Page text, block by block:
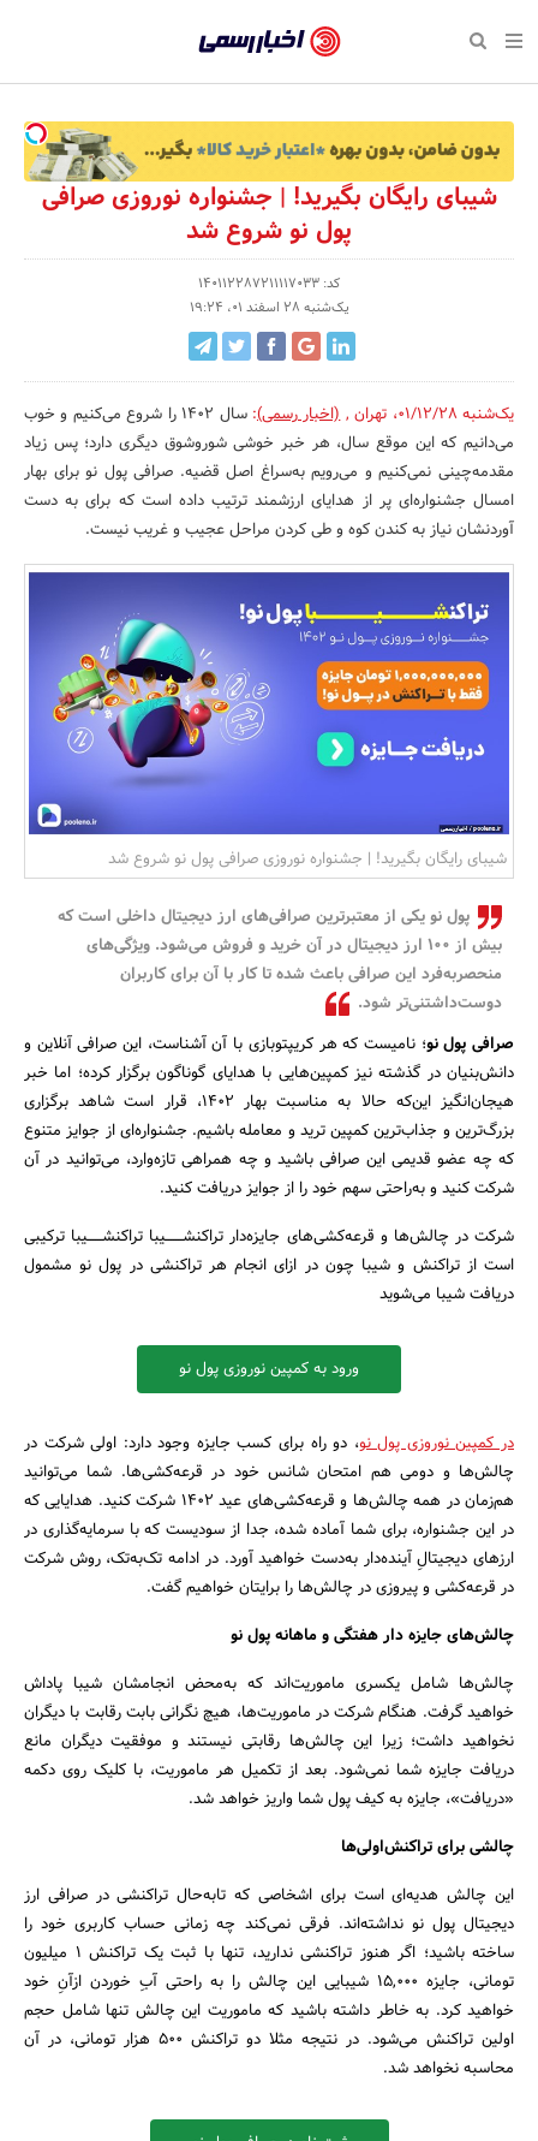
رسمی
-
اخبار
تایید
شده
سازمان‌ها
و
روابط
عمومی‌ها
بازگشت
صفحه نخست پایگاه خبری صفحه نخست اقتصادی
تجارت و بازار
کارآفرینی و استارتاپ
کسب و کار و خرده فروشی
صنایع غذایی و کشاورزی
کار و استخدام
بانک، بیمه و سرمایه
مسکن و ساختمان
اجتماعی
صفحه نخست اجتماعی
علم و آموزش
بهداشت و درمان
محیط زیست
تبلیغات و روابط عمومی
صفحه نخست فرهنگی
نشریات و کتاب
صنایع دستی
صفحه نخست ورزش
تازه‌های ورزش
مکان‌های ورزشی
صفحه نخست سبک زندگی
سلامت و زیبایی
روانشناسی و موفقیت
رویداد
صفحه نخست رویداد
حراج و تخفیف
جشنواره، نمایشگاه و
جستجو
شیبای رایگان بگیرید! | جشنواره نوروزی صرافی
پول نو شروع شد
کد: 140112287211117033
یک‌شنبه 28 اسفند 01، 19:24
یک‌شنبه 01/12/28 ، تهران ,(اخبار رسمی):
سال ۱۴۰۲ را شروع می‌کنیم و خوب
می‌دانیم که این موقع سال، هر خبر خوشی شوروشوق دیگری دارد؛ پس زیاد
مقدمه‌چینی نمی‌کنیم و می‌رویم به‌سراغ اصل قضیه. صرافی‌ پول نو برای بهار
امسال جشنواره‌‌ای پر از هدایای ارزشمند ترتیب داده است که برای به دست
آوردنشان نیاز به کندن کوه و طی کردن مراحل عجیب و غریب نیست.
شیبای رایگان بگیرید! | جشنواره نوروزی صرافی پول نو شروع شد
پول نو یکی از معتبرترین صرافی‌های ارز دیجیتال داخلی است که
بیش از ۱۰۰ ارز دیجیتال در آن خرید و فروش می‌شود. ویژگی‌های
منحصربه‌فرد این صرافی باعث شده تا کار با آن برای کاربران
دوست‌داشتنی‌تر شود.
صرافی پول نو؛ نامیست که هر کریپتوبازی با آن آشناست، این صرافی آنلاین و
دانش‌بنیان در گذشته نیز کمپین‌هایی با هدایای گوناگون برگزار کرده؛ اما خبر
هیجان‌انگیز این‌که حالا به مناسبت بهار ۱۴۰۲، قرار است شاهد برگزاری
بزرگ‌ترین و جذاب‌ترین کمپین‌ ترید و معامله باشیم. جشنواره‌ای از جوایز متنوع
که چه عضو قدیمی این صرافی باشید و چه همراهی تازه‌وارد، می‌توانید در آن
شرکت کنید و به‌راحتی سهم خود را از جوایز دریافت کنید.
شرکت در چالش‌ها و قرعه‌کشی‌های جایزه‌دار تراکنشـــــــیبا تراکنشــــــیبا ترکیبی
است از تراکنش و شیبا چون در ازای انجام هر تراکنشی در پول نو مشمول
دریافت شیبا می‌شوید
ورود به کمپین نوروزی پول نو
در کمپین نوروزی پول نو، دو راه برای کسب جایزه وجود دارد: اولی شرکت در
چالش‌ها و دومی هم امتحان شانس خود در قرعه‌کشی‌ها. شما می‌توانید
هم‌زمان در همه چالش‌ها و قرعه‌کشی‌های عید ۱۴۰۲ شرکت کنید. هدایایی که
در این جشنواره، برای شما آماده شده، جدا از سودیست که با سرمایه‌گذاری در
ارزهای دیجیتالِ آینده‌دار به‌دست خواهید آورد. در ادامه تک‌به‌تک، روش شرکت
در قرعه‌کشی و پیروزی در چالش‌ها را برایتان خواهیم گفت.
چالش‌های جایزه دار هفتگی و ماهانه پول نو
چالش‌ها شامل یکسری ماموریت‌اند که به‌محض انجامشان شیبا پاداش
خواهید گرفت. هنگام شرکت در ماموریت‌ها، هیچ نگرانی بابت رقابت با دیگران
نخواهید داشت؛ زیرا این چالش‌ها رقابتی نیستند و موفقیت دیگران مانع
دریافت جایزه شما نمی‌شود. بعد از تکمیل هر ماموریت، با کلیک روی دکمه
«دریافت»، جایزه به کیف پول شما واریز خواهد شد.
چالشی برای تراکنش‌اولی‌ها
این چالش هدیه‌ای است برای اشخاصی که تابه‌حال تراکنشی در صرافی ارز
دیجیتال پول نو نداشته‌اند. فرقی نمی‌کند چه زمانی حساب کاربری خود را
ساخته‌ باشید؛ اگر هنوز تراکنشی ندارید، تنها با ثبت یک تراکنش ۱ میلیون
تومانی، جایزه ۱۵,۰۰۰ شیبایی این چالش را به راحتی آبِ خوردن ازآنِ خود
خواهید کرد. به خاطر داشته باشید که ماموریت این چالش تنها شامل حجم
اولین تراکنش می‌شود. در نتیجه مثلا دو تراکنش ۵۰۰ هزار تومانی، در آن
محاسبه نخواهد شد.